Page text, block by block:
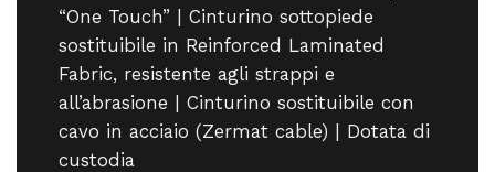
“One Touch” | Cinturino sottopiede
sostituibile in Reinforced Laminated
Fabric, resistente agli strappi e
all’abrasione | Cinturino sostituibile con
cavo in acciaio (Zermat cable) | Dotata di
custodia